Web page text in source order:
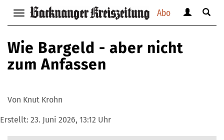
Abo
Navigation
anzeigen
bzw.
verbergen
anzeigen
Suche
Wie Bargeld - aber nicht
zum Anfassen
Von Knut Krohn
Erstellt: 23. Juni 2026, 13:12 Uhr